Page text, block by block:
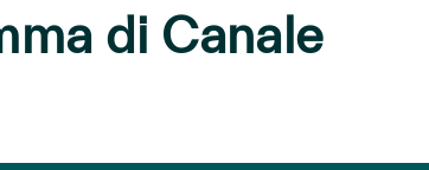
di Canale